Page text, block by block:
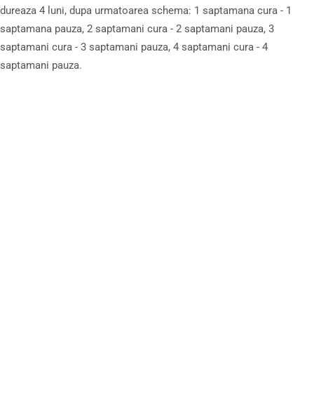
dureaza 4 luni, dupa urmatoarea schema: 1 saptamana cura - 1
saptamana pauza, 2 saptamani cura - 2 saptamani pauza, 3
saptamani cura - 3 saptamani pauza, 4 saptamani cura - 4
saptamani pauza.